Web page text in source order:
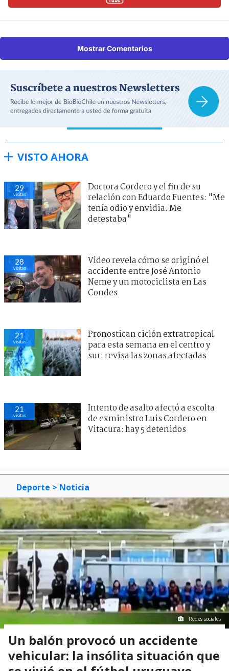
Mostrar Comentarios
VISTO AHORA
29
visitas
Doctora Cordero y el fin de su
relación con Eduardo Fuentes: "Me
tenía odio y envidia. Me
detestaba"
28
visitas
Video revela cómo se originó el
accidente entre José Antonio
Neme y un motociclista en Las
Condes
21
visitas
Pronostican ciclón extratropical
para esta semana en el centro y
sur: revisa las zonas afectadas
21
visitas
Intento de asalto afectó a escolta
de exministro Luis Cordero en
Vitacura: hay 5 detenidos
Deporte > Noticia
Redes sociales
Un balón provocó un accidente
vehicular: la insólita situación que